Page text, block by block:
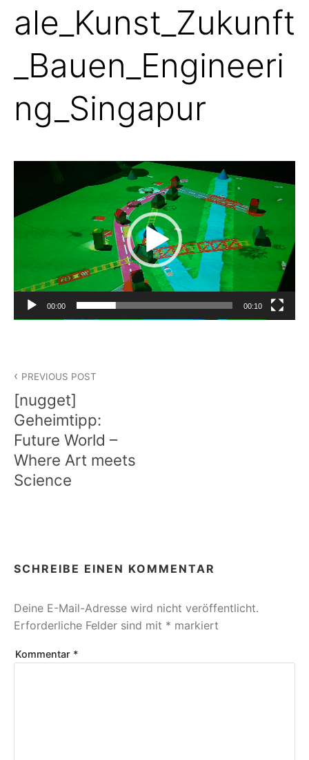
ale_Kunst_Zukunft
_Bauen_Engineeri
ng_Singapur
00:00 00:10
PREVIOUS POST
[nugget]
Geheimtipp:
Future World –
Where Art meets
Science
SCHREIBE EINEN KOMMENTAR
Deine E-Mail-Adresse wird nicht veröffentlicht.
Erforderliche Felder sind mit * markiert
Kommentar *